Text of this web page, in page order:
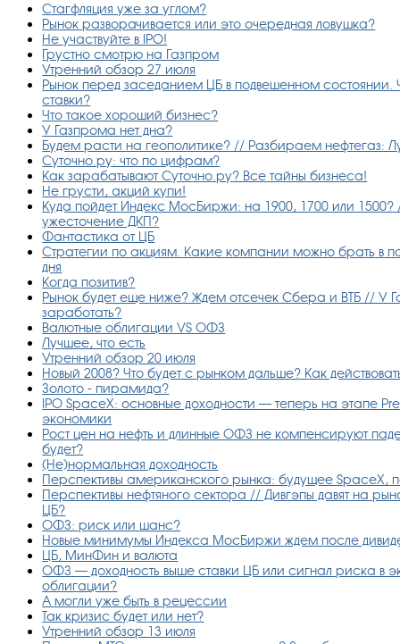
Стагфляция уже за углом?
Рынок разворачивается или это очередная ловушка?
Не участвуйте в IPO!
Грустно смотрю на Газпром
Утренний обзор 27 июля
Рынок перед заседанием ЦБ в подвешенном
ставки?
Что такое хороший бизнес?
У Газпрома нет дна?
Будем расти на геополитике? // Разбираем нефтегаз:
Суточно.ру: что по цифрам?
Как зарабатывают Суточно.ру? Все тайны бизнеса!
Не грусти, акций купи!
Куда пойдет Индекс МосБиржи: на 1900, 1700 или
ужесточение ДКП?
Фантастика от ЦБ
Стратегии по акциям. Какие компании можно брать в
дня
Когда позитив?
Рынок будет еще ниже? Ждем отсечек Сбера и ВТБ // У
заработать?
Валютные облигации VS ОФЗ
Лучшее, что есть
Утренний обзор 20 июля
Новый 2008? Что будет с рынком дальше? Как
Золото - пирамида?
IPO SpaceX: основные доходности — теперь на этапе
экономики
Рост цен на нефть и длинные ОФЗ не компенсируют
будет?
(Не)нормальная доходность
Перспективы американского рынка: будущее SpaceX,
Перспективы нефтяного сектора // Дивгэпы давят на
ЦБ?
ОФЗ: риск или шанс?
Новые минимумы Индекса МосБиржи ждем после
ЦБ, МинФин и валюта
ОФЗ — доходность выше ставки ЦБ или сигнал риска в
облигации?
А могли уже быть в рецессии
Так кризис будет или нет?
Утренний обзор 13 июля